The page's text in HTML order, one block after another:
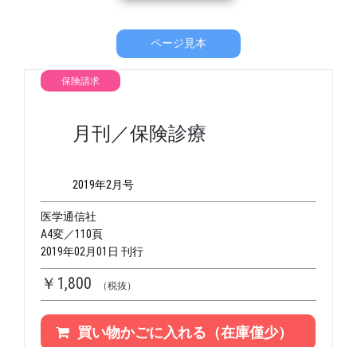
ページ見本
保険請求
月刊／保険診療
2019年2月号
医学通信社
A4変／110頁
2019年02月01日 刊行
￥1,800 （税抜）
買い物かごに入れる（在庫僅少）